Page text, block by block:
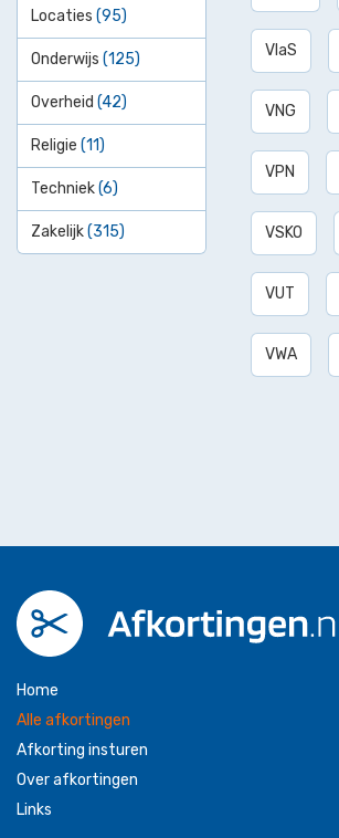
VlaS
VNG
VPN
VSKO
VUT
VWA
Locaties (95)
Onderwijs (125)
Overheid (42)
Religie (11)
Techniek(6)
Zakelijk(315)
Home
Alle afkortingen
Afkorting insturen
Over afkortingen
Links